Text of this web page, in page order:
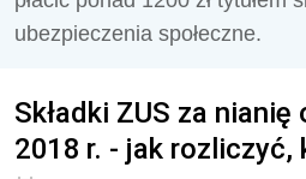
ubezpieczenia społeczne.
Składki ZUS za
2018 r. - jak rozliczyć,